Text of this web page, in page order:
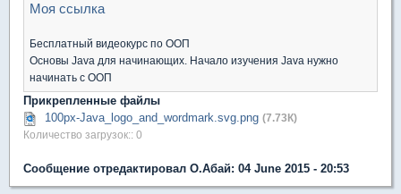
Моя ссылка
Бесплатный видеокурс по ООП
Основы Java для начинающих. Начало изучения Java нужно
начинать с ООП
Прикрепленные файлы
100px-Java_logo_and_wordmark.svg.png (7.73К)
Количество загрузок:: 0
Сообщение отредактировал О.Абай: 04 June 2015 - 20:53